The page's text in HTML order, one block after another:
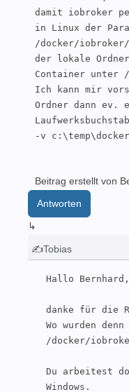
meine
- bedanke mir
Gruß Tobias
damit iobroker
in Linux der
/docker/
der lokale
Container unter
Ich kann mir
Ordner dann ev.
-v
Beitrag erstellt von
Antworten
↳
✍Tobias
Hallo Bernhard,
danke für die
Wo wurden
/docker/
Du arbeitest
Windows.